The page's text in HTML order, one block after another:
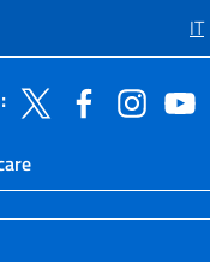
IT
sito live